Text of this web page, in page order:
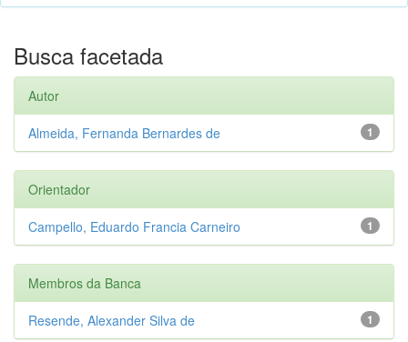
Busca facetada
Autor
1
Almeida, Fernanda Bernardes de
Orientador
1
Campello, Eduardo Francia Carneiro
Membros da Banca
1
Resende, Alexander Silva de